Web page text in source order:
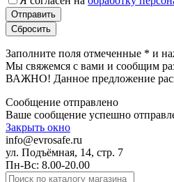
Заполните поля отмеченные * и
Мы свяжемся с вами и сообщим
ВАЖНО! Данное предложение
Сообщение отправлено
Ваше сообщение успешно
Закрыть окно
info@evrosafe.ru
ул. Подъёмная, 14, стр. 7
Пн-Вс: 8.00-20.00